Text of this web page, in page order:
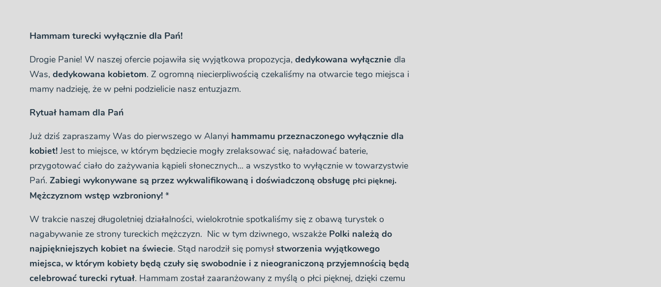
Hammam turecki wyłącznie dla Pań!
Drogie Panie! W naszej ofercie pojawiła się wyjątkowa propozycja, dedykowana wyłącznie dla
Was, dedykowana kobietom. Z ogromną niecierpliwością czekaliśmy na otwarcie tego miejsca i
mamy nadzieję, że w pełni podzielicie nasz entuzjazm.
Rytuał hamam dla Pań
Już dziś zapraszamy Was do pierwszego w Alanyi hammamu przeznaczonego wyłącznie dla
kobiet!Jest to miejsce, w którym będziecie mogły zrelaksować się, naładować baterie,
przygotować ciało do zażywania kąpieli słonecznych... a wszystko to wyłącznie w towarzystwie
Pań. Zabiegi wykonywane są przez wykwalifikowaną i doświadczoną obsługę płci pięknej.
Mężczyznom wstęp wzbroniony!*
W trakcie naszej długoletniej działalności, wielokrotnie spotkaliśmy się z obawą turystek o
nagabywanie ze strony tureckich mężczyzn. Nic w tym dziwnego, wszakże Polki należą do
najpiękniejszych kobiet na świecie. Stąd narodził się pomysł stworzenia wyjątkowego
miejsca, w którym kobiety będą czuły się swobodnie i z nieograniczoną przyjemnością będą
celebrować turecki rytuał. Hammam został zaaranżowany z myślą o płci pięknej, dzięki czemu